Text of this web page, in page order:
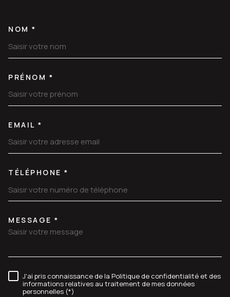
NOM *
PRÉNOM *
EMAIL *
TÉLÉPHONE *
TRAD_MELTEM_VOREDEMANDE
MESSAGE *
RÈGLEMENTATION
J'ai pris connaissance de la Politique de confidentialité et des
informations relatives au traitement de mes données
personnelles (*)